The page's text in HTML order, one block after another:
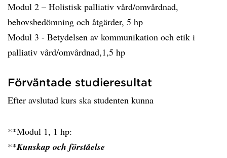
Modul 2 – Holistisk palliativ vård/omvårdnad,
behovsbedömning och åtgärder, 5 hp
Modul 3 - Betydelsen av kommunikation och etik i
palliativ vård/omvårdnad,1,5 hp
Förväntade studieresultat
Efter avslutad kurs ska studenten kunna
**Modul 1, 1 hp:
**Kunskap och förståelse